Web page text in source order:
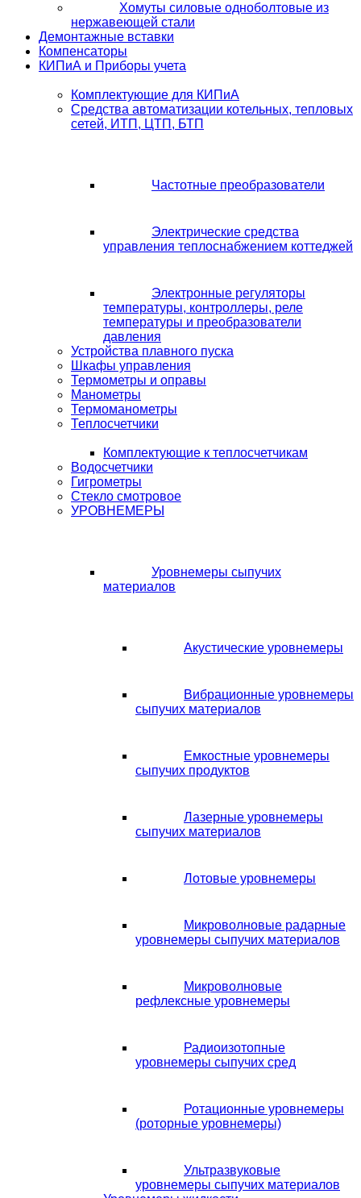
Хомуты силовые одноболтовые из
нержавеющей стали
Демонтажные вставки
Компенсаторы
КИПиА и Приборы учета
Комплектующие для КИПиА
Средства автоматизации котельных, тепловых
сетей, ИТП, ЦТП, БТП
Частотные преобразователи
Электрические средства
управления теплоснабжением коттеджей
Электронные регуляторы
температуры, контроллеры, реле
температуры и преобразователи
давления
Устройства плавного пуска
Шкафы управления
Термометры и оправы
Манометры
Термоманометры
Теплосчетчики
Комплектующие к теплосчетчикам
Водосчетчики
Гигрометры
Стекло смотровое
УРОВНЕМЕРЫ
Уровнемеры сыпучих
материалов
Акустические уровнемеры
Вибрационные уровнемеры
сыпучих материалов
Емкостные уровнемеры
сыпучих продуктов
Лазерные уровнемеры
сыпучих материалов
Лотовые уровнемеры
Микроволновые радарные
уровнемеры сыпучих материалов
Микроволновые
рефлексные уровнемеры
Радиоизотопные
уровнемеры сыпучих сред
Ротационные уровнемеры
(роторные уровнемеры)
Ультразвуковые
уровнемеры сыпучих материалов